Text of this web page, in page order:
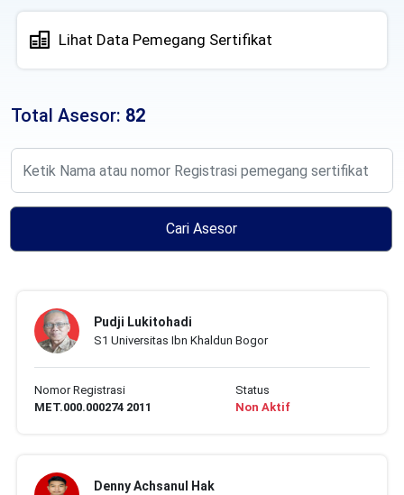
Lihat Data Pemegang Sertifikat
Total Asesor: 82
Cari Asesor
Pudji Lukitohadi
S1 Universitas Ibn Khaldun Bogor
Nomor Registrasi
MET.000.000274 2011
Status
Non Aktif
Denny Achsanul Hak